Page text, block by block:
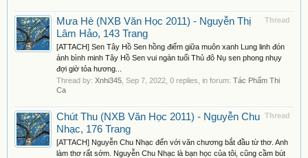
Thread
Mưa Hè (NXB Văn Học 2011) - Nguyễn Thị
Lâm Hảo, 143 Trang
[ATTACH] Sen Tây Hồ Sen hồng điểm giữa muôn xanh Lung linh đón
ánh bình minh Tây Hồ Sen vui ngàn tuổi Thủ đô Nụ sen phong nhụy
đợi giờ tỏa hương...
Thread by: Xnhi345 Sep 7, 2022 , 0 replies, in forum: Tác Phẩm Thi
Ca
Thread
Chút Thu (NXB Văn Học 2011) - Nguyễn Chu
Nhạc, 176 Trang
[ATTACH] Nguyễn Chu Nhạc đến với văn chương bắt đầu từ thơ. Anh
làm thơ rất sớm. Nguyễn Chu Nhạc là bạn học của tôi, cũng cầm bút